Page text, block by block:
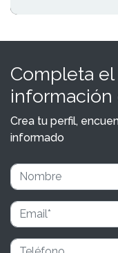
Completa
Crea tu perfil,
informado